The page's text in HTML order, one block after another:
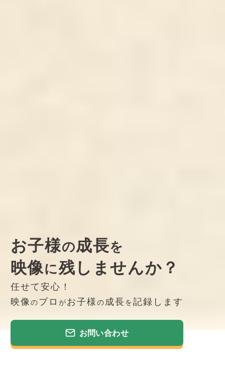
お子様の成長を
映像に残しませんか？
任せて安心！
映像のプロ がお子様の成長を記録します
お問い合わせ